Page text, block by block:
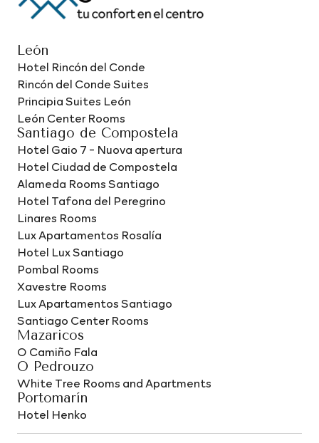
León
Hotel Rincón del Conde
Rincón del Conde Suites
Principia Suites León
León Center Rooms
Santiago de Compostela
Hotel Gaio 7 - Nuova apertura
Hotel Ciudad de Compostela
Alameda Rooms Santiago
Hotel Tafona del Peregrino
Linares Rooms
Lux Apartamentos Rosalía
Hotel Lux Santiago
Pombal Rooms
Xavestre Rooms
Lux Apartamentos Santiago
Santiago Center Rooms
Mazaricos
O Camiño Fala
O Pedrouzo
White Tree Rooms and Apartments
Portomarín
Hotel Henko